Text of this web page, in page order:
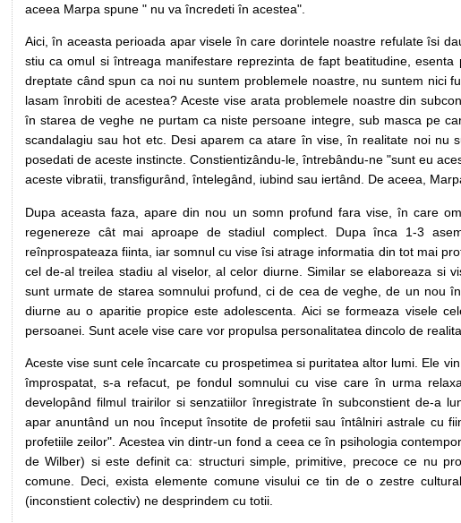
aceea Marpa spune " nu va încredeti în acestea".
Aici, în aceasta perioada apar visele în care dorintele noastre refulate îsi
stiu ca omul si întreaga manifestare reprezinta de fapt beatitudine,
dreptate când spun ca noi nu suntem problemele noastre, nu suntem nici
lasam înrobiti de acestea? Aceste vise arata problemele noastre din
în starea de veghe ne purtam ca niste persoane integre, sub masca pe
scandalagiu sau hot etc. Desi aparem ca atare în vise, în realitate noi nu
posedati de aceste instincte. Constientizându-le, întrebându-ne "sunt eu
aceste vibratii, transfigurând, întelegând, iubind sau iertând. De aceea,
Dupa aceasta faza, apare din nou un somn profund fara vise, în care
regenereze cât mai aproape de stadiul complect. Dupa înca 1-3
reînprospateaza fiinta, iar somnul cu vise îsi atrage informatia din tot mai
cel de-al treilea stadiu al viselor, al celor diurne. Similar se elaboreaza si
sunt urmate de starea somnului profund, ci de cea de veghe, de un nou
diurne au o aparitie propice este adolescenta. Aici se formeaza visele
persoanei. Sunt acele vise care vor propulsa personalitatea dincolo de
Aceste vise sunt cele încarcate cu prospetimea si puritatea altor lumi. Ele
împrospatat, s-a refacut, pe fondul somnului cu vise care în urma
developând filmul trairilor si senzatiilor înregistrate în subconstient de-a
apar anuntând un nou început însotite de profetii sau întâlniri astrale cu
profetiile zeilor". Acestea vin dintr-un fond a ceea ce în psihologia
de Wilber) si este definit ca: structuri simple, primitive, precoce ce nu
comune. Deci, exista elemente comune visului ce tin de o zestre
(inconstient colectiv) ne desprindem cu totii.